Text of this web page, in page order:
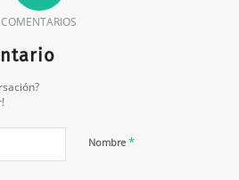
COMENTARIOS
Nombre *